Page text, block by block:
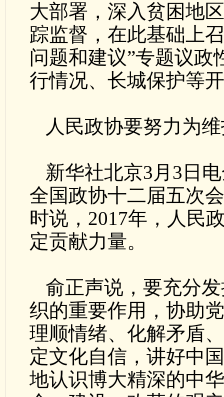
大部署，深入贫困地
踪监督，在此基础上
问题和建议”专题议政
行情况、长城保护等
人民政协要努力为
新华社北京3月3日
全国政协十二届五次
时说，2017年，人民
定贡献力量。
俞正声说，要充分
织的重要作用，协助
理顺情绪、化解矛盾
定文化自信，讲好中
地认识博大精深的中